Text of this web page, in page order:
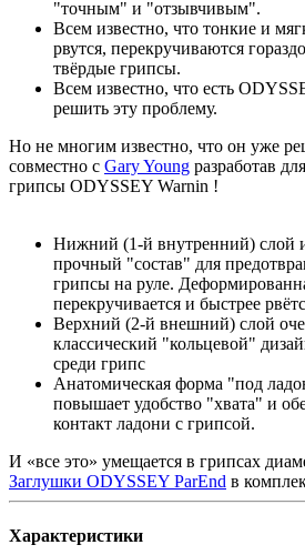
"точным" и "отзывчивым".
Всем известно, что тонкие и
рвутся, перекручиваются
твёрдые грипсы.
Всем известно, что есть
решить эту проблему.
Но не многим известно, что он уже
совместно с Gary Young разработав
грипсы ODYSSEY Warnin !
Нижний (1-й внутренний) слой
прочный "состав" для
грипсы на руле.
перекручивается и быстрее
Верхний (2-й внешний) слой
классический "кольцевой"
среди грипс
Анатомическая форма "под
повышает удобство "хвата" и
контакт ладони с грипсой.
И «все это» умещается в грипсах
Заглушки ODYSSEY ParEnd в
Характеристики